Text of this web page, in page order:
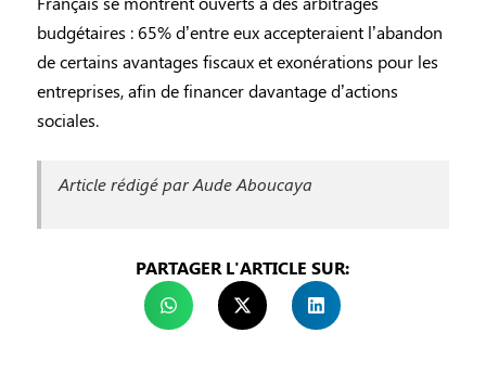
budgétaires : 65% d’entre eux accepteraient l’abandon
de certains avantages fiscaux et exonérations pour les
entreprises, afin de financer davantage d’actions
sociales.
Article rédigé par Aude Aboucaya
PARTAGER L'ARTICLE SUR: